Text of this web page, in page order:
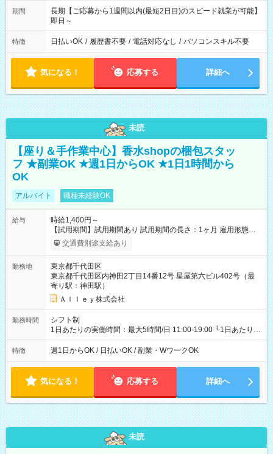
期間
長期【ご応募から1週間以内(最短2日目)のスピード就業が可能】
即日～
特徴 日払いOK / 履歴書不要 / 電話対応なし / パソコンスキル不要
気になる！ 応募する 詳細へ
未読
【座り＆手作業中心】香水shopの梱包スタッ
フ ★副業OK ★週1日からOK ★1日1時間から
OK
アルバイト 職種未経験OK
給与
時給1,400円～
【試用期間】試用期間あり 試用期間の長さ：1ヶ月 雇用形態、
給与は本採用時と同じです。
交通費別途支給あり
勤務地
東京都千代田区
東京都千代田区内神田2丁目14番12号 星屋第六ビル402号（最
寄り駅：神田駅）
Ａｌｌｅｙ株式会社
勤務時間
シフト制
1日あたりの実働時間：最大5時間/日 11:00-19:00 └1日あたりの
実働時間：1-5時間 └上記の時間帯内であれば、いつでも勤務可
能！ └平日・土曜日の中で、お好きな曜日でご勤務いただけま
18:00 などのように、自由な働き方が可能なお仕事です！
特徴 週1日からOK / 日払いOK / 副業・WワークOK
気になる！ 応募する 詳細へ
未読